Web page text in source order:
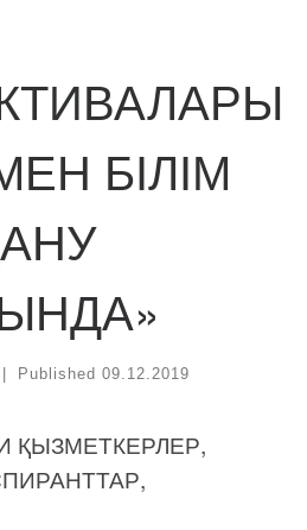
БІЛІМ
| Published 09.12.2019
ҚЫЗМЕТКЕРЛЕР,